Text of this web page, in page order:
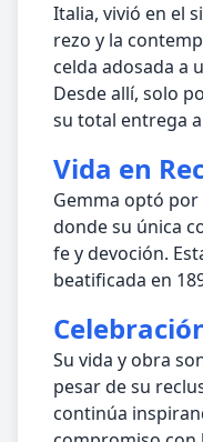
Italia, vivió en el
rezo y la
celda adosada a
Desde allí, solo
su total entrega
Vida en
Gemma optó
donde su única
fe y devoción.
beatificada en
Su vida y obra
pesar de su
continúa